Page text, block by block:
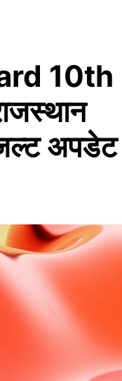
10th
अपडेट